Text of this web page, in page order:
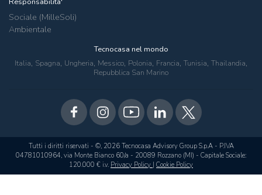
Sociale (MilleSoli)
Ambientale
Tecnocasa nel mondo
Italia, Spagna, Ungheria, Messico, Polonia, Francia, Tunisia, Thailandia,
Repubblica San Marino
Tutti i diritti riservati - ©, 2026 Tecnocasa Advisory Group S.p.A - P.IVA
04781010964, via Monte Bianco 60/a - 20089 Rozzano (MI) - Capitale Sociale:
120.000 € i.v. Privacy Policy Cookie Policy